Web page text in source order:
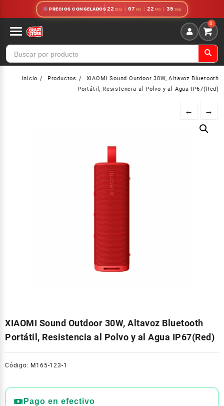
contenido
PRECIOS CONGELADOS 22 : 07 : 22 : 34
Inicio Productos
XIAOMI Sound Outdoor 30W, Altavoz Bluetooth
Portátil, Resistencia al Polvo y al Agua IP67(Red)
← →
XIAOMI Sound Outdoor 30W, Altavoz Bluetooth
Portátil, Resistencia al Polvo y al Agua IP67(Red)
Código: M165-123-1
Pago en efectivo